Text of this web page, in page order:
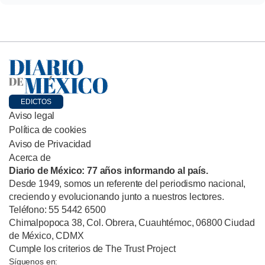
EDICTOS
Aviso legal
Política de cookies
Aviso de Privacidad
Acerca de
Diario de México: 77 años informando al país.
Desde 1949, somos un referente del periodismo nacional,
creciendo y evolucionando junto a nuestros lectores.
Teléfono: 55 5442 6500
Chimalpopoca 38, Col. Obrera, Cuauhtémoc, 06800 Ciudad
de México, CDMX
Cumple los criterios de The Trust Project
Síguenos en: